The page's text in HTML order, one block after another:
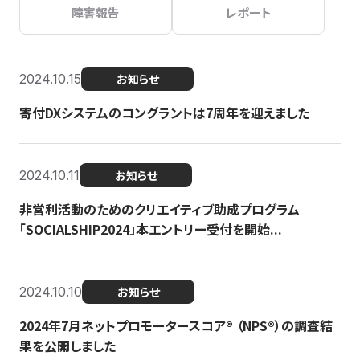
障害報告 レポート
2024.10.15 お知らせ
寄付DXシステムのコングラントは7周年を迎えました
2024.10.11 お知らせ
非営利活動のためのクリエイティブ助成プログラム
「SOCIALSHIP2024」本エントリー受付を開始...
2024.10.10 お知らせ
2024年7月ネットプロモータースコア®︎ （NPS®︎）の調査結
果を公開しました